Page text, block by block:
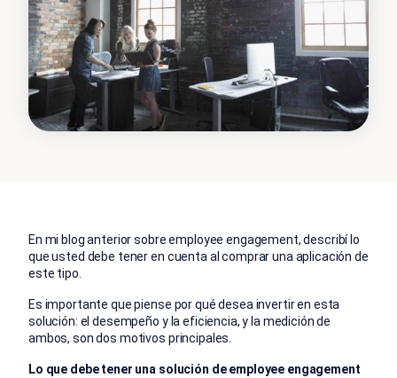
En mi blog anterior sobre employee engagement, describí lo
que usted debe tener en cuenta al comprar una aplicación de
este tipo.
Es importante que piense por qué desea invertir en esta
solución: el desempeño y la eficiencia, y la medición de
ambos, son dos motivos principales.
Lo que debe tener una solución de employee engagement